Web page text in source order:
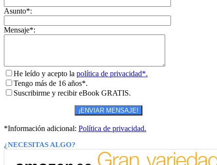
Asunto*:
Mensaje*:
He leído y acepto la política de privacidad*.
Tengo más de 16 años*.
Suscribirme y recibir eBook GRATIS.
*Información adicional: Política de privacidad.
¿NECESITAS ALGO?